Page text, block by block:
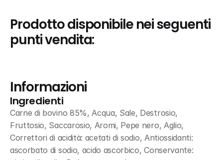
Prodotto disponibile nei seguenti
punti vendita:
Informazioni
Ingredienti
Carne di bovino 85%, Acqua, Sale, Destrosio,
Fruttosio, Saccarosio, Aromi, Pepe nero, Aglio,
Correttori di acidità: acetati di sodio, Antiossidanti:
ascorbato di sodio, acido ascorbico, Conservante: